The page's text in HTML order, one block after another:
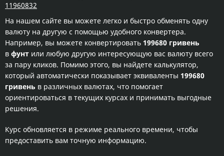
11960832
На нашем сайте вы можете легко и быстро обменять одну
валюту на другую с помощью удобного конвертера.
Например, вы можете конвертировать 199680 гривень
в фунт или любую другую интересующую вас валюту всего
за пару кликов. Помимо этого, вы найдете калькулятор,
который автоматически показывает эквиваленты 199680
гривень в различных валютах, что помогает
ориентироваться в текущих курсах и принимать выгодные
решения.
Курс обновляется в режиме реального времени, чтобы
предоставить вам точную информацию.